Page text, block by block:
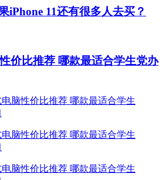
iPhone 11还有很多人去买？
价比推荐 哪款最适合学生党办